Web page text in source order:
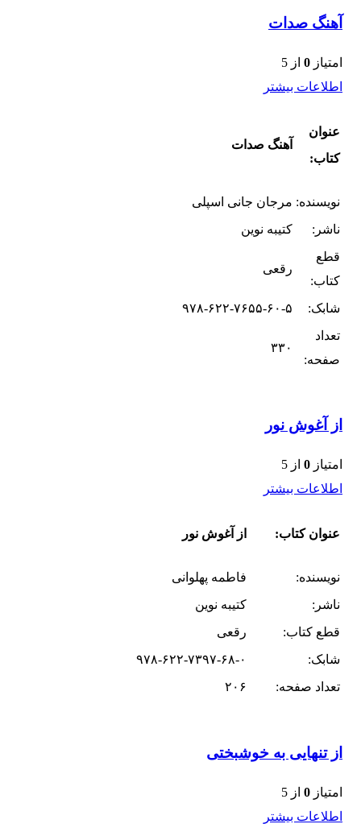
آهنگ صدات
امتیاز 0 از 5
اطلاعات بیشتر
عنوان
کتاب:
آهنگ صدات
نویسنده: مرجان جانی اسپلی
ناشر:
کتیبه نوین
قطع
کتاب:
رقعی
شابک:
۹۷۸-۶۲۲-۷۶۵۵-۶۰-۵
تعداد
صفحه:
۳۳۰
از آغوش نور
امتیاز 0 از 5
اطلاعات بیشتر
عنوان کتاب: از آغوش نور
نویسنده:
فاطمه پهلوانی
ناشر:
کتیبه نوین
قطع کتاب:
رقعی
شابک:
۹۷۸-۶۲۲-۷۳۹۷-۶۸-۰
تعداد صفحه:
۲۰۶
از تنهایی به خوشبختی
امتیاز 0 از 5
اطلاعات بیشتر